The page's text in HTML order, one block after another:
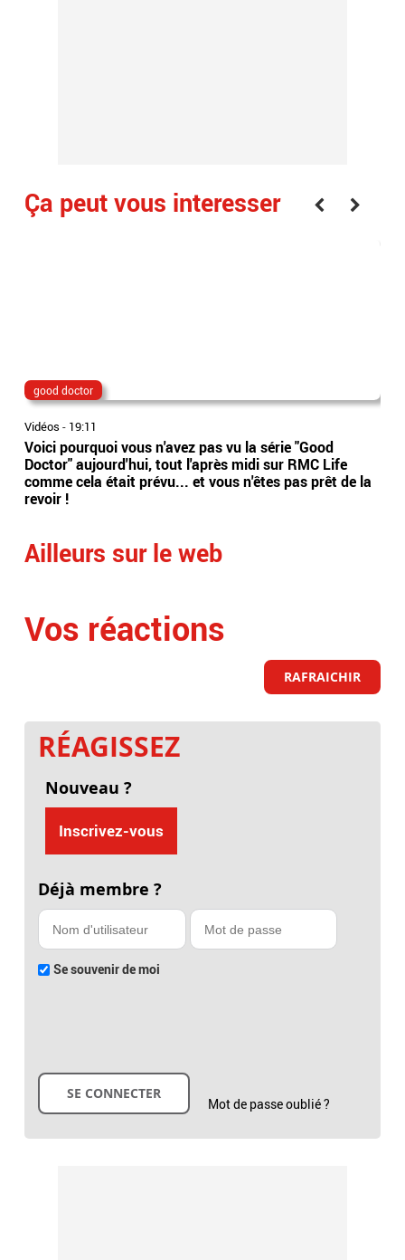
Ça peut vous interesser
good doctor
Vidéos - 19:11
Voici pourquoi vous n'avez pas vu la série "Good
Doctor" aujourd'hui, tout l'après midi sur RMC Life
comme cela était prévu... et vous n'êtes pas prêt de la
revoir !
Ailleurs sur le web
Vos réactions
RAFRAICHIR
RÉAGISSEZ
Nouveau ?
Inscrivez-vous
Déjà membre ?
Se souvenir de moi
Mot de passe oublié ?